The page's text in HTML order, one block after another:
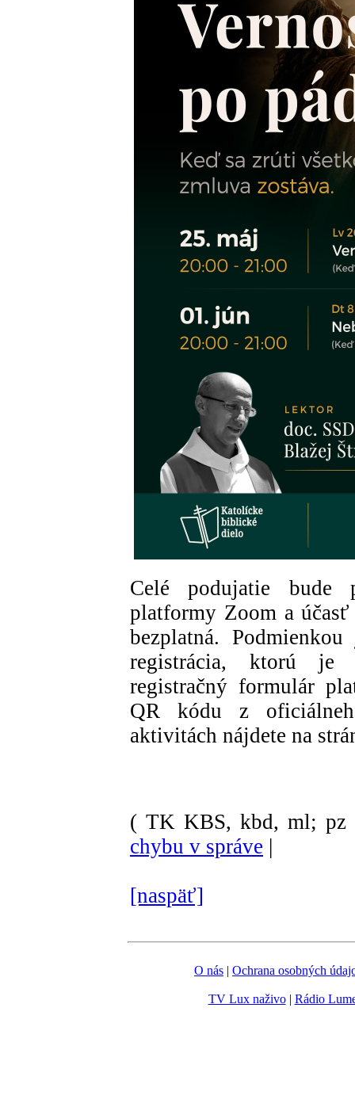
Celé podujatie bude
platformy Zoom a
bezplatná.
registrácia, ktorú je
registračný formulár
QR kódu z
aktivitách nájdete na
( TK KBS, kbd, ml; pz
chybu v správe |
[naspäť]
O nás | Ochrana osobných
TV Lux naživo| Rádio